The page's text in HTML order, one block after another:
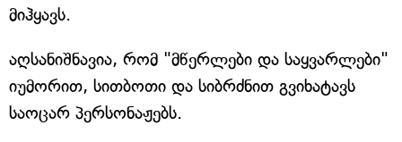
მიჰყავს.
აღსანიშნავია, რომ "მწერლები და საყვარლები"
იუმორით, სითბოთი და სიბრძნით გვიხატავს
საოცარ პერსონაჟებს.